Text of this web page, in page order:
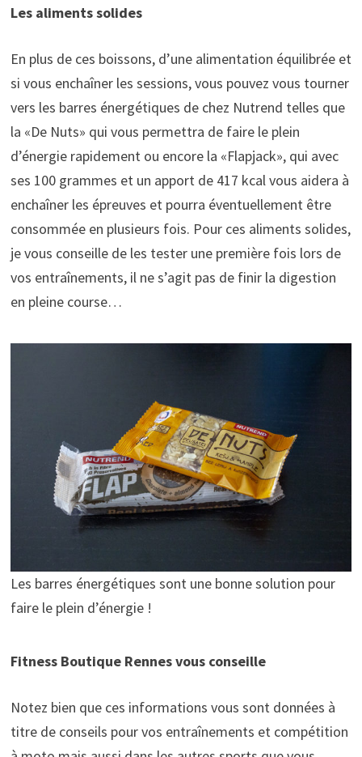
Les aliments solides
En plus de ces boissons, d’une alimentation équilibrée et
si vous enchaîner les sessions, vous pouvez vous tourner
vers les barres énergétiques de chez Nutrend telles que
la «De Nuts» qui vous permettra de faire le plein
d’énergie rapidement ou encore la «Flapjack», qui avec
ses 100 grammes et un apport de 417 kcal vous aidera à
enchaîner les épreuves et pourra éventuellement être
consommée en plusieurs fois. Pour ces aliments solides,
je vous conseille de les tester une première fois lors de
vos entraînements, il ne s’agit pas de finir la digestion
en pleine course…
Les barres énergétiques sont une bonne solution pour
faire le plein d’énergie !
Fitness Boutique Rennes vous conseille
Notez bien que ces informations vous sont données à
titre de conseils pour vos entraînements et compétition